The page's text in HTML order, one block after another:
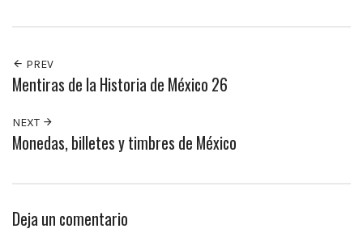
PREV
Mentiras de la Historia de México 26
NEXT
Monedas, billetes y timbres de México
Deja un comentario